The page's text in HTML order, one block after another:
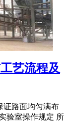
艺流程及
证路面均匀满布
验室操作规定 所